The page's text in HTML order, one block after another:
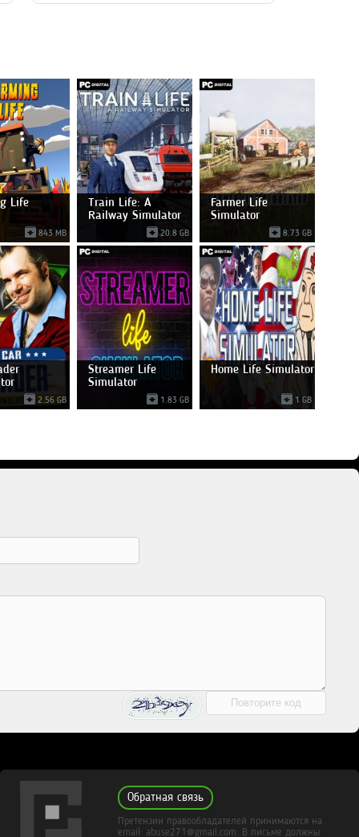
Life
843 MB
Train Life: A
Railway Simulator
20.8 GB
Farmer Life
Simulator
8.73 GB
2.56 GB
Streamer Life
Simulator
1.83 GB
Home Life Simulator
1 GB
Обратная связь
Претензии правообладателей принимаются на
email: abuse271@gmail.com. В письме должны